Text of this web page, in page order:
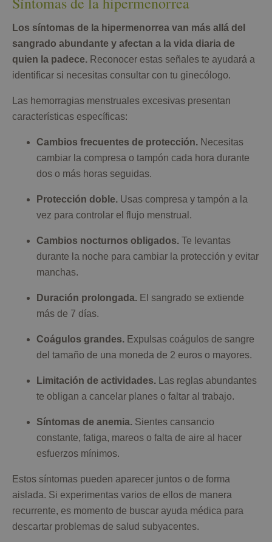
Los síntomas de la hipermenorrea van más allá del
sangrado abundante y afectan a la vida diaria de
quien la padece. Reconocer estas señales te ayudará a
identificar si necesitas consultar con tu ginecólogo.
Las hemorragias menstruales excesivas presentan
características específicas:
Cambios frecuentes de protección. Necesitas
cambiar la compresa o tampón cada hora durante
dos o más horas seguidas.
Protección doble. Usas compresa y tampón a la
vez para controlar el flujo menstrual.
Cambios nocturnos obligados. Te levantas
durante la noche para cambiar la protección y evitar
manchas.
Duración prolongada. El sangrado se extiende
más de 7 días.
Coágulos grandes. Expulsas coágulos de sangre
del tamaño de una moneda de 2 euros o mayores.
Limitación de actividades. Las reglas abundantes
te obligan a cancelar planes o faltar al trabajo.
Síntomas de anemia. Sientes cansancio
constante, fatiga, mareos o falta de aire al hacer
esfuerzos mínimos.
Estos síntomas pueden aparecer juntos o de forma
aislada. Si experimentas varios de ellos de manera
recurrente, es momento de buscar ayuda médica para
descartar problemas de salud subyacentes.